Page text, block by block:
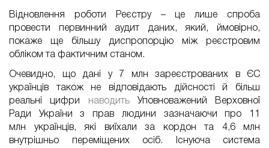
Відновлення роботи Реєстру – це лише спроба
провести первинний аудит даних, який, ймовірно,
покаже ще більшу диспропорцію між реєстровим
обліком та фактичним станом.
Очевидно, що дані у 7 млн зареєстрованих в ЄС
українців також не відповідають дійсності й більш
реальні цифри
наводить
Уповноважений Верховної
Ради України з прав людини зазначаючи
про
млн
українців, які виїхали за кордон та 4,6 млн
внутрішньо переміщених осіб. Існуюча система